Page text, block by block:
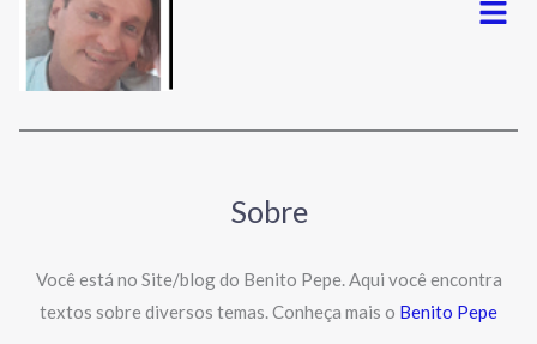
Sobre
Você está no Site/blog do Benito Pepe. Aqui você encontra
textos sobre diversos temas. Conheça mais o Benito Pepe